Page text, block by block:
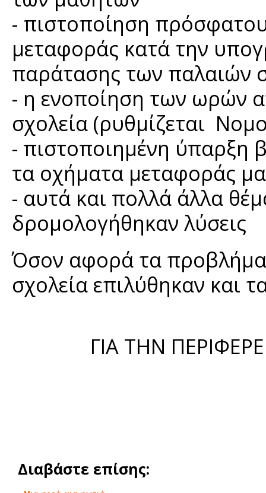
- πιστοποίηση
μεταφοράς κατά την
παράτασης των παλαιών
- η ενοποίηση των ωρών
σχολεία (ρυθμίζεται
- πιστοποιημένη ύπαρξη
τα οχήματα μεταφοράς
- αυτά και πολλά άλλα
δρομολογήθηκαν λύσεις
Όσον αφορά τα
σχολεία επιλύθηκαν και
ΓΙΑ ΤΗΝ
Διαβάστε επίσης: